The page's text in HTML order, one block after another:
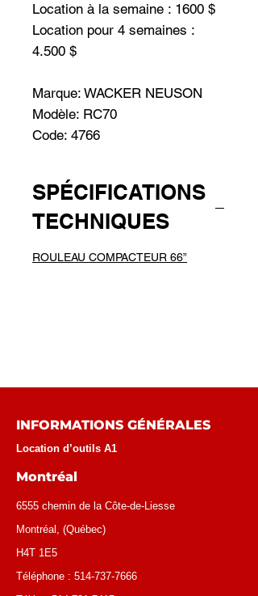
Location à la semaine : 1600 $
Location pour 4 semaines :
4.500 $
Marque: WACKER NEUSON
Modèle: RC70
Code: 4766
SPÉCIFICATIONS
TECHNIQUES
ROULEAU COMPACTEUR 66”
INFORMATIONS GÉNÉRALES
Location d’outils A1
Montréal
6555 chemin de la Côte-de-Liesse
Montréal , (Québec)
H4T 1E5
Téléphone : 514-737-7666